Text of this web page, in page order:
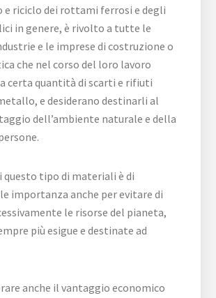
riciclo dei rottami ferrosi e degli
in genere, è rivolto a tutte le
e le imprese di costruzione o
che nel corso del loro lavoro
certa quantità di scarti e rifiuti
e desiderano destinarli al
dell’ambiente naturale e della
questo tipo di materiali è di
importanza anche per evitare di
le risorse del pianeta,
più esigue e destinate ad
anche il vantaggio economico